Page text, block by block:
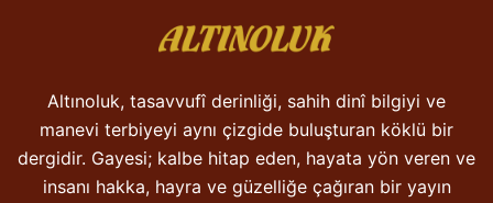
Altınoluk, tasavvufî derinliği, sahih dinî bilgiyi ve
manevi terbiyeyi aynı çizgide buluşturan köklü bir
dergidir. Gayesi; kalbe hitap eden, hayata yön veren ve
insanı hakka, hayra ve güzelliğe çağıran bir yayın